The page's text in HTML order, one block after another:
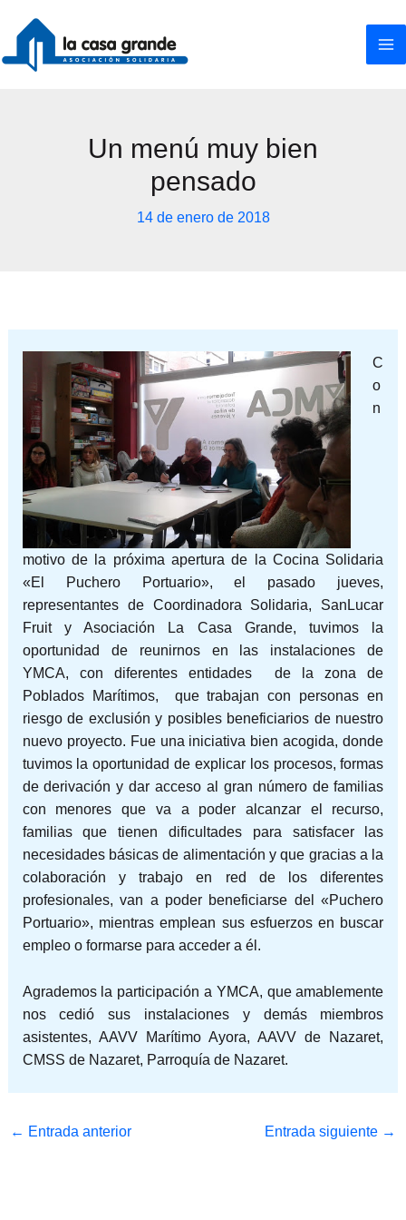
contenido
Un menú muy bien
pensado
14 de enero de 2018
C
o
n
motivo de la próxima apertura de la Cocina Solidaria
«El Puchero Portuario», el pasado jueves,
representantes de Coordinadora Solidaria, SanLucar
Fruit y Asociación La Casa Grande, tuvimos la
oportunidad de reunirnos en las instalaciones de
YMCA, con diferentes entidades de la zona de
Poblados Marítimos, que trabajan con personas en
riesgo de exclusión y posibles beneficiarios de nuestro
nuevo proyecto. Fue una iniciativa bien acogida, donde
tuvimos la oportunidad de explicar los procesos, formas
de derivación y dar acceso al gran número de familias
con menores que va a poder alcanzar el recurso,
familias que tienen dificultades para satisfacer las
necesidades básicas de alimentación y que gracias a la
colaboración y trabajo en red de los diferentes
profesionales, van a poder beneficiarse del «Puchero
Portuario», mientras emplean sus esfuerzos en buscar
empleo o formarse para acceder a él.
Agrademos la participación a YMCA, que amablemente
nos cedió sus instalaciones y demás miembros
asistentes, AAVV Marítimo Ayora, AAVV de Nazaret,
CMSS de Nazaret, Parroquía de Nazaret.
← Entrada anterior Entrada siguiente →